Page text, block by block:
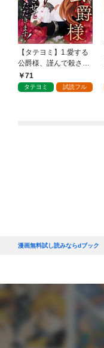
【タテヨミ】1.愛する
公爵様、謹んで殺させ
ていただきます！
71
タテヨミ 試読フル
漫画無料試し読みならdブック